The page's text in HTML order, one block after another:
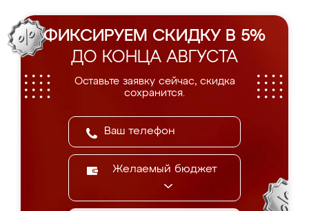
ФИКСИРУЕМ СКИДКУ В 5%
ДО КОНЦА АВГУСТА
Оставьте заявку сейчас, скидка
сохранится.
Желаемый бюджет